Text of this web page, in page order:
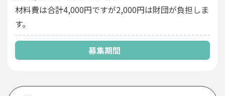
材料費は合計4,000円ですが2,000円は財団が負担しま
す。
募集期間